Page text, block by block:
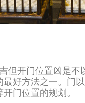
开门位置凶是
好方法之一。门
门位置的规划。